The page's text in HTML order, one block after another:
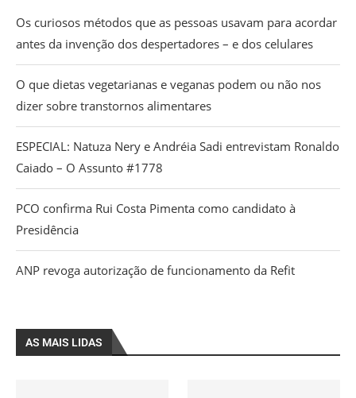
Os curiosos métodos que as pessoas usavam para acordar
antes da invenção dos despertadores – e dos celulares
O que dietas vegetarianas e veganas podem ou não nos
dizer sobre transtornos alimentares
ESPECIAL: Natuza Nery e Andréia Sadi entrevistam Ronaldo
Caiado – O Assunto #1778
PCO confirma Rui Costa Pimenta como candidato à
Presidência
ANP revoga autorização de funcionamento da Refit
AS MAIS LIDAS